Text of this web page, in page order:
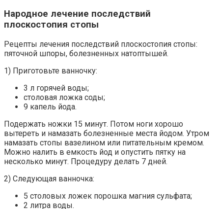
Народное лечение последствий
плоскостопия стопы
Рецепты лечения последствий плоскостопия стопы:
пяточной шпоры, болезненных натоптышей.
1) Приготовьте ванночку:
3 л горячей воды;
столовая ложка соды;
9 капель йода.
Подержать ножки 15 минут. Потом ноги хорошо
вытереть и намазать болезненные места йодом. Утром
намазать стопы вазелином или питательным кремом.
Можно налить в емкость йод и опустить пятку на
несколько минут. Процедуру делать 7 дней.
2) Следующая ванночка:
5 столовых ложек порошка магния сульфата;
2 литра воды.